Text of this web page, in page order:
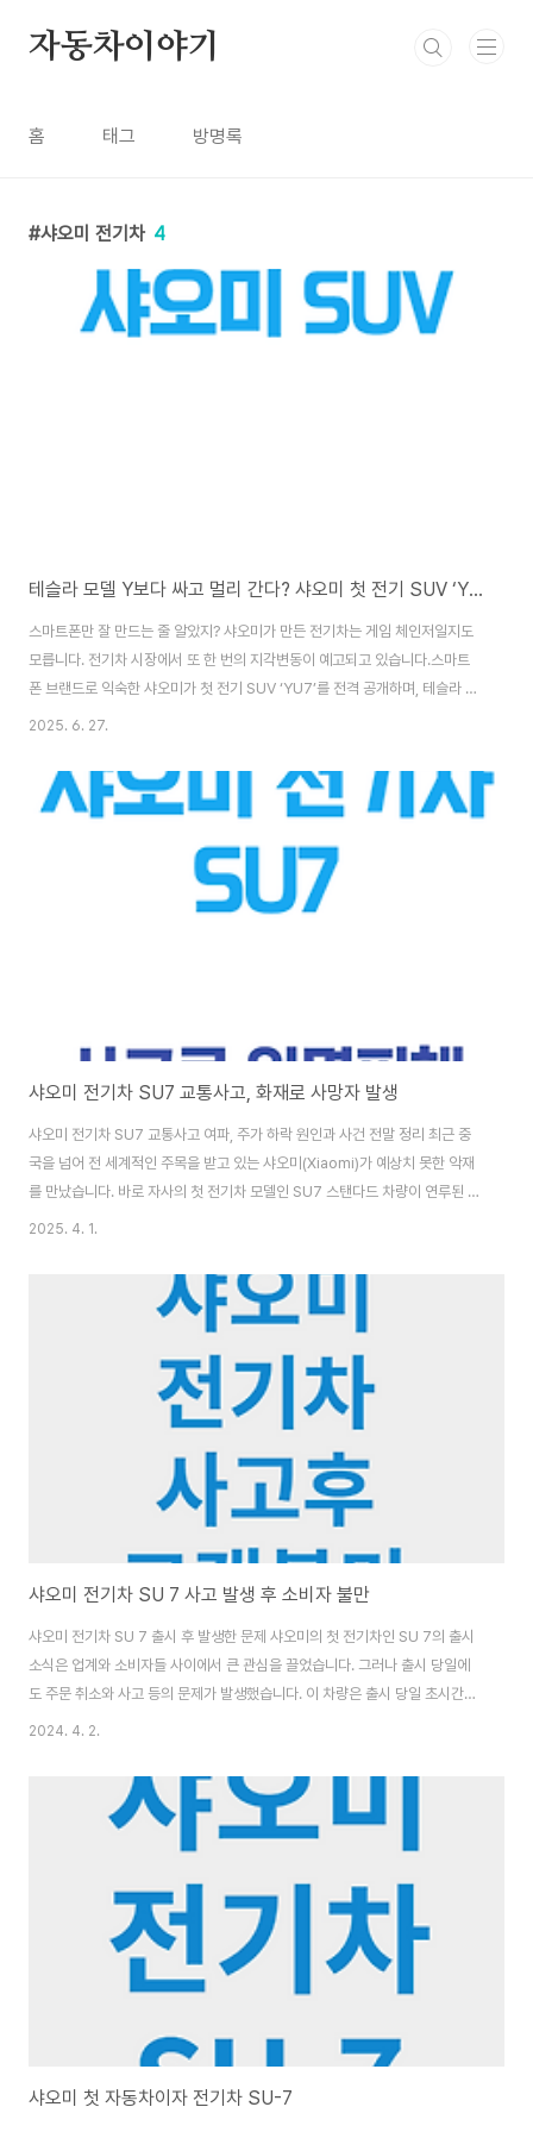
자동차이야기
홈 태그 방명록
샤오미 전기차 4
테슬라 모델 Y보다 싸고 멀리 간다? 샤오미 첫 전기 SUV ‘YU7’의 모든 것
스마트폰만 잘 만드는 줄 알았지? 샤오미가 만든 전기차는 게임 체인저일지도
모릅니다. 전기차 시장에서 또 한 번의 지각변동이 예고되고 있습니다.스마트
폰 브랜드로 익숙한 샤오미가 첫 전기 SUV ‘YU7’를 전격 공개하며, 테슬라 모
델 Y를 정면 겨냥한 전략으로 큰 반향을 일으키고 있습니다.2025년 6월 26
격 면에서 모두 ‘가성비 전기 SUV’의 기준을 다시 썼다는 평가를 받고 있습니
다. 발표 직후 단 3분 만에 20만 대가 예약되는 기록적인 반응은 그 기대치를
차근 분석해 보겠습니다.YU7, 샤오미의 두 번째 전기차이자 첫 SUV YU7은
2025. 6. 27.
샤오미 전기차 SU7 교통사고, 화재로 사망자 발생
샤오미 전기차 SU7 교통사고 여파, 주가 하락 원인과 사건 전말 정리 최근 중
국을 넘어 전 세계적인 주목을 받고 있는 샤오미(Xiaomi)가 예상치 못한 악재
를 만났습니다. 바로 자사의 첫 전기차 모델인 SU7 스탠다드 차량이 연루된 치
명적인 교통사고 소식이 알려지며, 샤오미 주가가 급락한 것입니다. 이번 사고
발 등의 심각한 결과를 낳아 전기차 안전성에 대한 우려와 함께 투자자들의 불
안감도 커지고 있습니다. 오늘은 이 사건의 전체 흐름, 샤오미의 대응, 그리고
주가 하락 원인과 향후 전망까지 꼼꼼하게 정리해보겠습니다.샤오미 주가 급
락, 전기차 사고 영향 2025년 4월 1일(현지시간), 홍콩 증시에 상장된 샤오미
2025. 4. 1.
샤오미 전기차 SU 7 사고 발생 후 소비자 불만
샤오미 전기차 SU 7 출시 후 발생한 문제 샤오미의 첫 전기차인 SU 7의 출시
소식은 업계와 소비자들 사이에서 큰 관심을 끌었습니다. 그러나 출시 당일에
도 주문 취소와 사고 등의 문제가 발생했습니다. 이 차량은 출시 당일 초시간에
만 5만대가 예약 판매되는 놀라운 기록을 세웠지만, 이후에는 예약한 소비자들
내고 예약을 했지만, 나중에 선불은 환불이 불가능하다는 사실이 드러났기 때
문입니다. 샤오미 차량 출시회에서는 사장이 선불 가능하다는 발언을 한 반면,
실제로는 환불이 어려웠습니다. 이에 따라 많은 소비자들이 실망을 토로하고,
샤오미 어플에는 현금 취..
2024. 4. 2.
샤오미 첫 자동차이자 전기차 SU-7